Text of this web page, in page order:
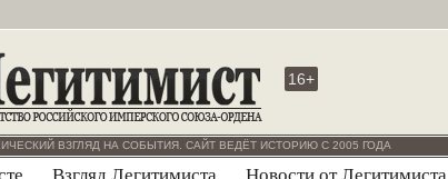
16+
ВЗГЛЯД НА СОБЫТИЯ. САЙТ ВЕДЁТ ИСТОРИЮ С 2005 ГОДА